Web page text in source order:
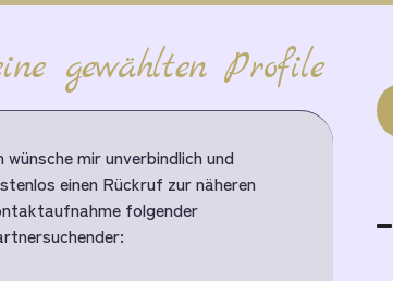
gewählten Profile
wünsche mir unverbindlich und
einen Rückruf zur näheren
folgender